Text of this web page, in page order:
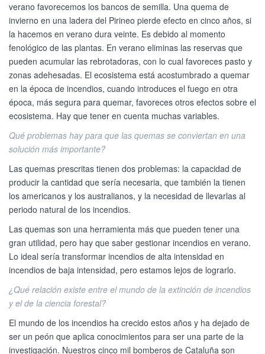
verano favorecemos los bancos de semilla. Una quema de
invierno en una ladera del Pirineo pierde efecto en cinco años, si
la hacemos en verano dura veinte. Es debido al momento
fenológico de las plantas. En verano eliminas las reservas que
pueden acumular las rebrotadoras, con lo cual favoreces pasto y
zonas adehesadas. El ecosistema está acostumbrado a quemar
en la época de incendios, cuando introduces el fuego en otra
época, más segura para quemar, favoreces otros efectos sobre el
ecosistema. Hay que tener en cuenta muchas variables.
Qué problemas hay para que las quemas se conviertan en una
solución más importante?
Las quemas prescritas tienen dos problemas: la capacidad de
producir la cantidad que sería necesaria, que también la tienen
los americanos y los australianos, y la necesidad de llevarlas al
periodo natural de los incendios.
Las quemas son una herramienta más que pueden tener una
gran utilidad, pero hay que saber gestionar incendios en verano.
Lo ideal sería transformar incendios de alta intensidad en
incendios de baja intensidad, pero estamos lejos de lograrlo.
¿Qué relación existe entre el mundo de la extinción de incendios
y el de la ciencia forestal?
El mundo de los incendios ha crecido estos años y ha dejado de
ser un peón que aplica conocimientos para ser una parte de la
investigación. Nuestros cinco mil bomberos de Cataluña son